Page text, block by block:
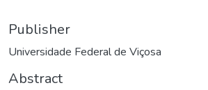
Publisher
Universidade Federal de Viçosa
Abstract